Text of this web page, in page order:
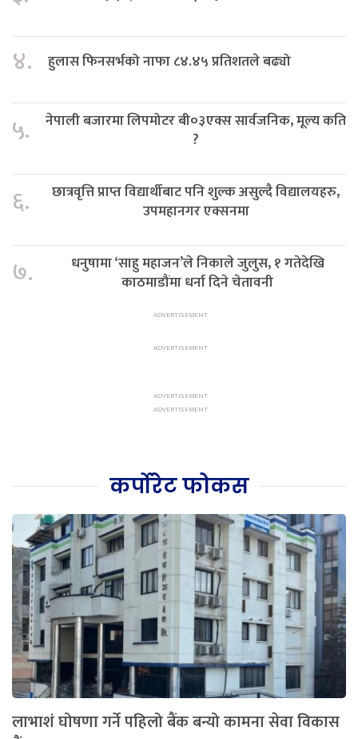
४. हुलास फिनसर्भको नाफा ८४.४५ प्रतिशतले बढ्यो
५.
नेपाली बजारमा लिपमोटर बी०३एक्स सार्वजनिक, मूल्य कति
?
६.
छात्रवृत्ति प्राप्त विद्यार्थीबाट पनि शुल्क असुल्दै विद्यालयहरु,
उपमहानगर एक्सनमा
७.
धनुषामा ‘साहु महाजन’ले निकाले जुलुस, १ गतेदेखि
काठमाडौंमा धर्ना दिने चेतावनी
कर्पोरेट फोकस
लाभाशं घोषणा गर्ने पहिलो बैंक बन्यो कामना सेवा विकास